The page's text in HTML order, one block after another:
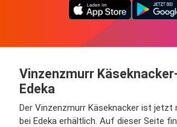
Vinzenzmurr
Edeka
Der Vinzenzmurr Käseknacker ist jetzt
bei Edeka erhältlich. Auf dieser Seite